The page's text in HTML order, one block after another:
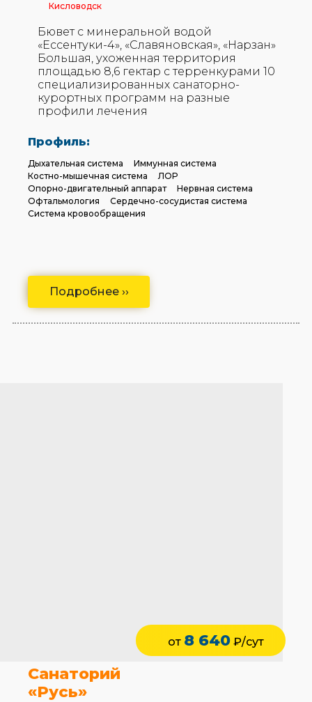
Подробнее ››
Кисловодск
Бювет с минеральной водой
«Ессентуки-4», «Славяновская», «Нарзан»
Большая, ухоженная территория
площадью 8,6 гектар с терренкурами 10
специализированных санаторно-
курортных программ на разные
профили лечения
Профиль:
Дыхательная система
Иммунная система
Костно-мышечная система
ЛОР
Опорно-двигательный аппарат
Нервная система
Офтальмология
Сердечно-сосудистая система
Система кровообращения
Санаторий
«Русь»
от 8 640 ₽/сут